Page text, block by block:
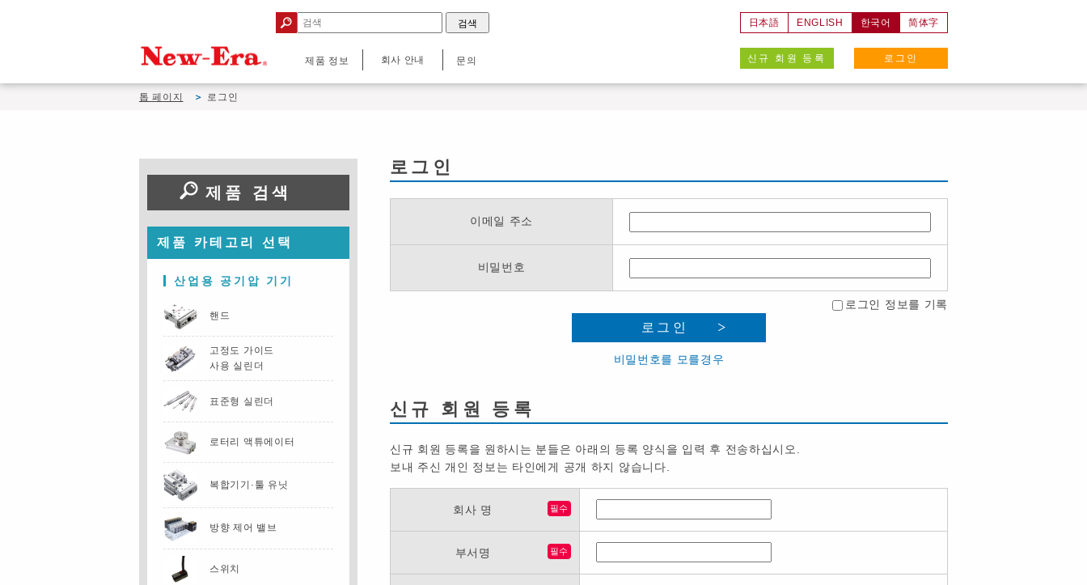
제품 정보 회사 안내 문의
日本語 ENGLISH 한국어 简体字
신규 회원 등록 로그인
톱 페이지 로그인
로그인
이메일 주소
비밀번호
로그인 정보를 기록
로그인
비밀번호를 모를경우
신규 회원 등록
신규 회원 등록을 원하시는 분들은 아래의 등록 양식을 입력 후 전송하십시오.
보내 주신 개인 정보는 타인에게 공개 하지 않습니다.
회사 명 필수
부서명 필수
제품 검색
제품 카테고리 선택
산업용 공기압 기기
핸드
고정도 가이드
사용 실린더
표준형 실린더
로터리 액튜에이터
복합기기·툴 유닛
방향 제어 밸브
스위치